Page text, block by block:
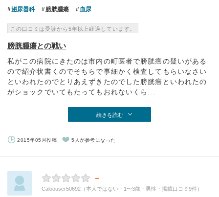
泌尿器科 膀胱腫瘍 血尿
この口コミは受診から5年以上経過しています。
膀胱腫瘍との戦い
私がこの病院にきたのは市内の町医者で膀胱癌の疑いがある
ので紹介状書くのでそちらで事細かく検査してもらいなさい
といわれたのでとりあえずきたのでした膀胱癌といわれたの
がショックでいてもたってもおれないくら...
続きを読む
2015年05月投稿 5人が参考になった
－
Caloouser50692（本人ではない・1〜3歳・男性・掲載口コミ9件）